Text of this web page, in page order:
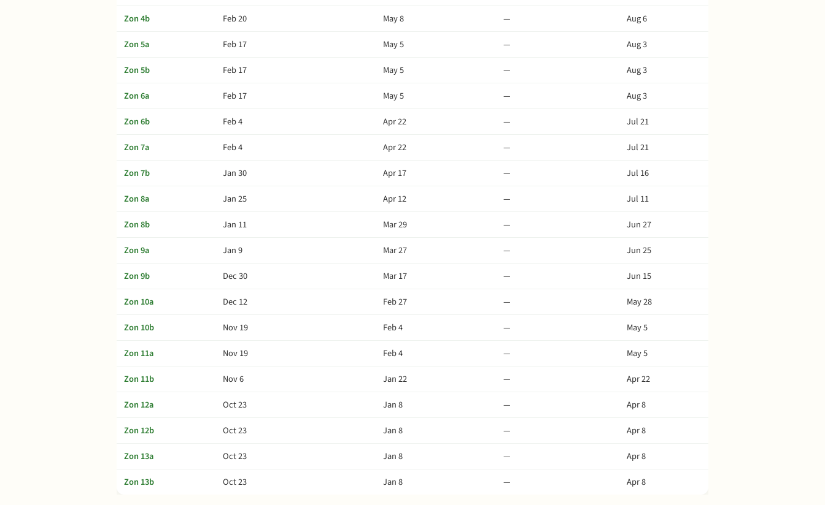
Zon 4b
Feb 20 May 8 —
Aug 6
Zon 5a
Feb 17 May 5 —
Aug 3
Zon 5b
Feb 17 May 5 —
Aug 3
Zon 6a
Feb 17 May 5 —
Aug 3
Zon 6b
Feb 4 Apr 22 —
Jul 21
Zon 7a
Feb 4 Apr 22 —
Jul 21
Zon 7b
Jan 30 Apr 17 —
Jul 16
Zon 8a
Jan 25 Apr 12 —
Jul 11
Zon 8b
Jan 11 Mar 29 —
Jun 27
Zon 9a
Jan 9 Mar 27 —
Jun 25
Zon 9b
Dec 30 Mar 17 —
Jun 15
Zon 10a
Dec 12 Feb 27 —
May 28
Zon 10b
Nov 19 Feb 4 —
May 5
Zon 11a
Nov 19 Feb 4 —
May 5
Zon 11b
Nov 6 Jan 22 —
Apr 22
Zon 12a
Oct 23 Jan 8 —
Apr 8
Zon 12b
Oct 23 Jan 8 —
Apr 8
Zon 13a
Oct 23 Jan 8 —
Apr 8
Zon 13b
Oct 23 Jan 8 — Apr 8